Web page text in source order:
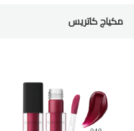
مكياج كاتريس